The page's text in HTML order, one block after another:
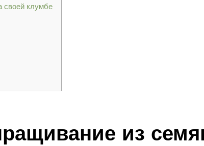
своей клумбе
из